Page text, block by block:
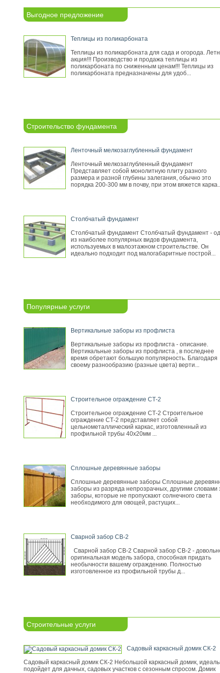
Выгодное предложение
Теплицы из поликарбоната
Теплицы из поликарбоната для сада и огорода.
акция!!! Производство и продажа теплицы из
поликарбоната по сниженным ценам!!! Теплицы из
поликарбоната предназначены для удоб...
Строительство фундамента
Ленточный мелкозаглубленный фундамент
Ленточный мелкозаглубленный фундамент
Представляет собой монолитную плиту разного
размера и разной глубины залегания, обычно это
порядка 200-300 мм в почву, при этом вяжется
Столбчатый фундамент
Столбчатый фундамент Столбчатый фундамент -
из наиболее популярных видов фундамента,
используемых в малоэтажном строительстве. Он
идеально подходит под малогабаритные построй...
Популярные услуги
Вертикальные заборы из профлиста
Вертикальные заборы из профлиста - описание.
Вертикальные заборы из профлиста , в последнее
время обретают большую популярность. Благодаря
своему разнообразию (разные цвета) верти...
Строительное ограждение СТ-2
Строительное ограждение СТ-2 Строительное
ограждение СТ-2 представляет собой
цельнометаллический каркас, изготовленный из
профильной трубы 40х20мм ...
Сплошные деревянные заборы
Сплошные деревянные заборы Сплошные
заборы из разряда непрозрачных, другими словами
заборы, которые не пропускают солнечного света
необходимого для овощей, растущих...
Сварной забор СВ-2
Сварной забор СВ-2 Сварной забор СВ-2 -
оригинальная модель забора, способная придать
необычности вашему ограждению. Полностью
изготовленное из профильной трубы д...
Строительные услуги
Садовый каркасный домик СК-2
Садовый каркасный домик СК-2 Небольшой каркасный домик,
подойдет для дачных, садовых участков с сезонным спросом. Домик